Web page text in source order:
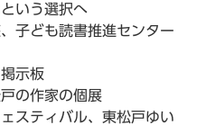
いう選択へ
子ども読書推進センター
示板
の作家の個展
スティバル、東松戸ゆい